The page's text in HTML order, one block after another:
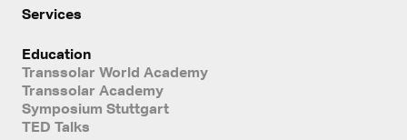
Services
Education
Transsolar World Academy
Transsolar Academy
Symposium Stuttgart
TED Talks